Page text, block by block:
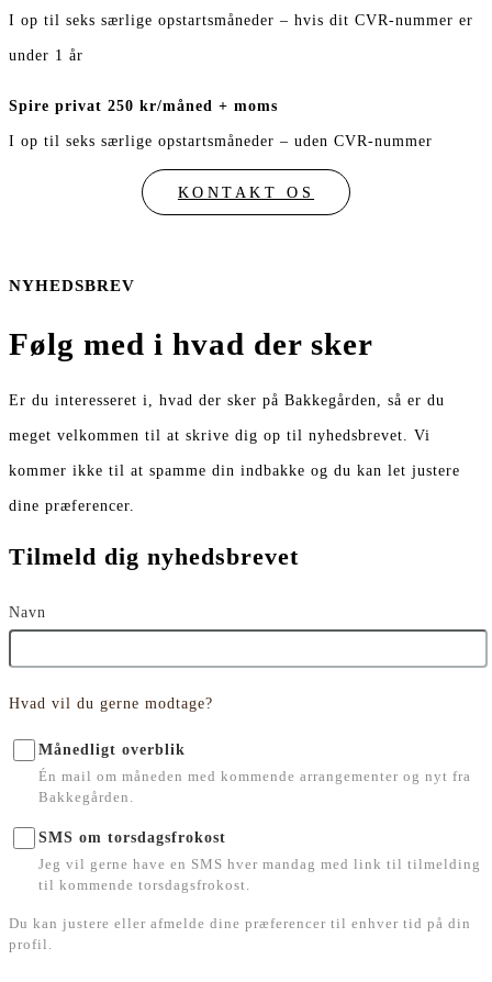
I op til seks særlige opstartsmåneder – hvis dit CVR-nummer er
under 1 år
Spire privat 250 kr/måned + moms
I op til seks særlige opstartsmåneder – uden CVR-nummer
KONTAKT OS
NYHEDSBREV
Følg med i hvad der sker
Er du interesseret i, hvad der sker på Bakkegården, så er du
meget velkommen til at skrive dig op til nyhedsbrevet. Vi
kommer ikke til at spamme din indbakke og du kan let justere
dine præferencer.
Tilmeld dig nyhedsbrevet
Navn
Hvad vil du gerne modtage?
Månedligt overblik
Én mail om måneden med kommende arrangementer og nyt fra
Bakkegården.
SMS om torsdagsfrokost
Jeg vil gerne have en SMS hver mandag med link til tilmelding
til kommende torsdagsfrokost.
Du kan justere eller afmelde dine præferencer til enhver tid på din
profil.